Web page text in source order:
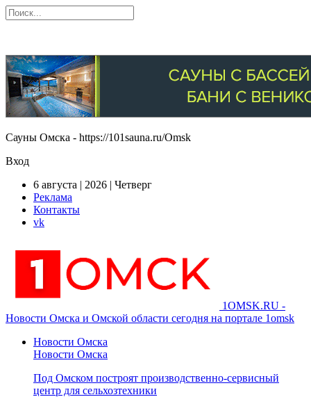
Сауны Омска - https://101sauna.ru/Omsk
Вход
6 августа | 2026 | Четверг
Реклама
Контакты
vk
1OMSK.RU -
Новости Омска и Омской области сегодня на портале 1omsk
Новости Омска
Новости Омска
Под Омском построят производственно-сервисный
центр для сельхозтехники